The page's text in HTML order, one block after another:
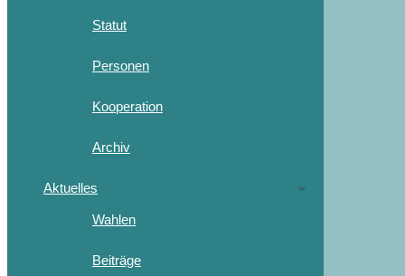
Statut
Personen
Kooperation
Archiv
Aktuelles
Wahlen
Beiträge